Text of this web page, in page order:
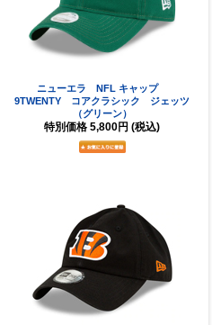
ニューエラ NFL キャップ
9TWENTY コアクラシック ジェッツ
（グリーン）
特別価格 5,800円 (税込)